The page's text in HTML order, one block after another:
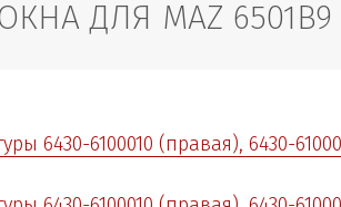
ДЛЯ MAZ 6501B9
6430-6100010 (правая), 6430-